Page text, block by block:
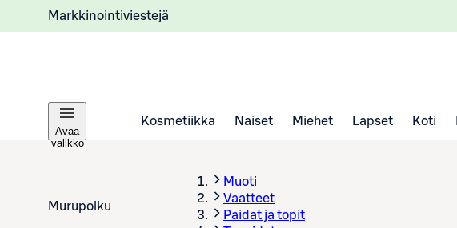
Markkinointiviestejä
Avaa
valikko
Kosmetiikka Naiset Miehet Lapset Koti
Murupolku
Muoti
Vaatteet
Paidat ja topit